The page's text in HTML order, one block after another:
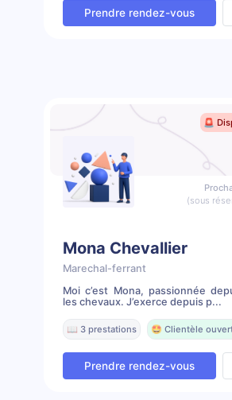
Prendre rendez-vous
🚨
(sous
Mona Chevallier
Marechal-ferrant
Moi c’est Mona, passionnée
les chevaux. J’exerce depuis p...
📖 3 prestations 🤩 Clientèle
Prendre rendez-vous